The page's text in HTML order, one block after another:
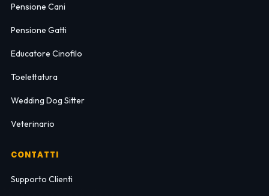
Pensione Cani
Pensione Gatti
Educatore Cinofilo
Toelettatura
Wedding Dog Sitter
Veterinario
CONTATTI
Supporto Clienti